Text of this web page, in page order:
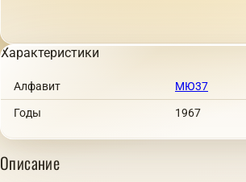
Характеристики
Алфавит МЮ37
Годы 1967
Описание